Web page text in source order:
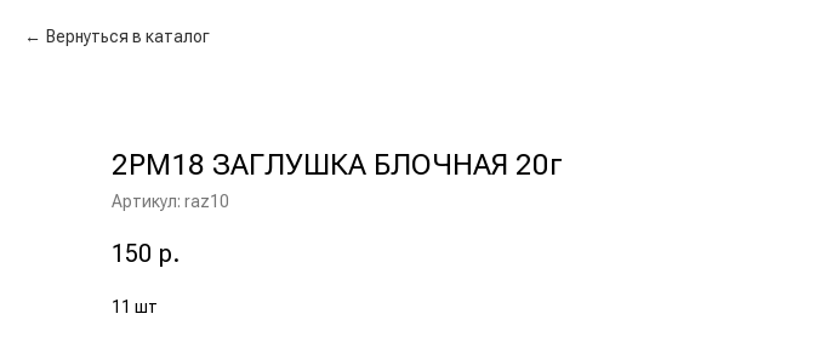
Вернуться в каталог
2РМ18 ЗАГЛУШКА БЛОЧНАЯ 20г
Артикул: raz10
150 р.
11 шт